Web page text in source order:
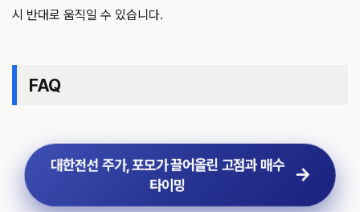
시 반대로 움직일 수 있습니다.
FAQ
대한전선 주가, 포모가 끌어올린 고점과 매수
타이밍